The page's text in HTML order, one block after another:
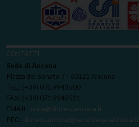
CONTATTI
Sede di Ancona
Piazza del Senato 7 - 60121 Ancona
TEL: (+39) 071.9943500
FAX: (+39) 071.9943521
EMAIL: curia@diocesi.ancona.it
PEC: diocesi.ancona@pec.chiesacattolica.it